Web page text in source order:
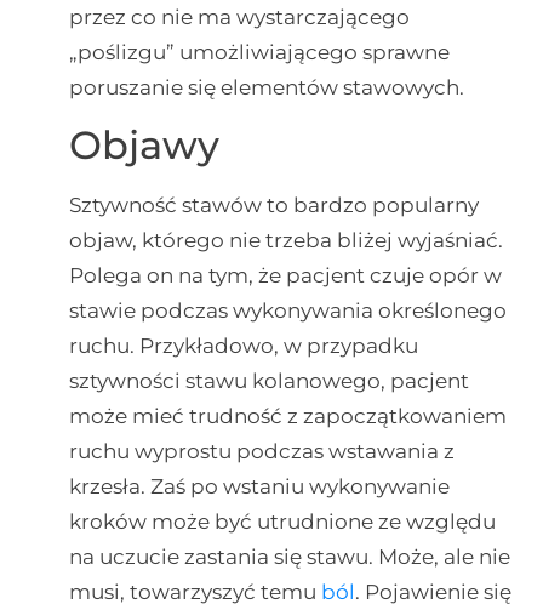
przez co nie ma wystarczającego
„poślizgu” umożliwiającego sprawne
poruszanie się elementów stawowych.
Objawy
Sztywność stawów to bardzo popularny
objaw, którego nie trzeba bliżej wyjaśniać.
Polega on na tym, że pacjent czuje opór w
stawie podczas wykonywania określonego
ruchu. Przykładowo, w przypadku
sztywności stawu kolanowego, pacjent
może mieć trudność z zapoczątkowaniem
ruchu wyprostu podczas wstawania z
krzesła. Zaś po wstaniu wykonywanie
kroków może być utrudnione ze względu
na uczucie zastania się stawu. Może, ale nie
musi, towarzyszyć temu ból. Pojawienie się